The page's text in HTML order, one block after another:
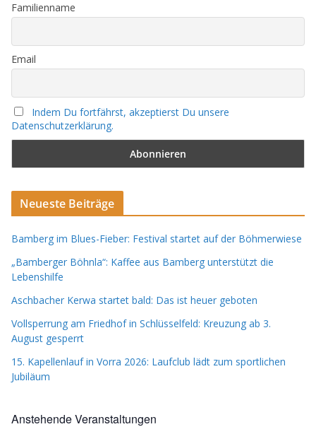
Familienname
Email
Indem Du fortfährst, akzeptierst Du unsere
Datenschutzerklärung.
Neueste Beiträge
Bamberg im Blues-Fieber: Festival startet auf der Böhmerwiese
„Bamberger Böhnla“: Kaffee aus Bamberg unterstützt die
Lebenshilfe
Aschbacher Kerwa startet bald: Das ist heuer geboten
Vollsperrung am Friedhof in Schlüsselfeld: Kreuzung ab 3.
August gesperrt
15. Kapellenlauf in Vorra 2026: Laufclub lädt zum sportlichen
Jubiläum
Anstehende Veranstaltungen